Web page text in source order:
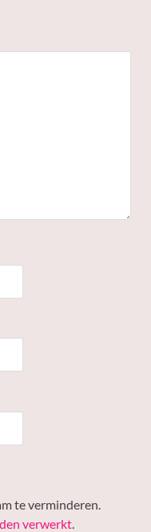
te verminderen.
verwerkt